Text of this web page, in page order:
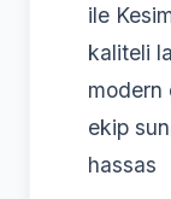
ile
kaliteli
modern
ekip
hassas